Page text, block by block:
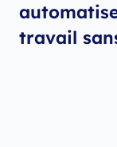
travail